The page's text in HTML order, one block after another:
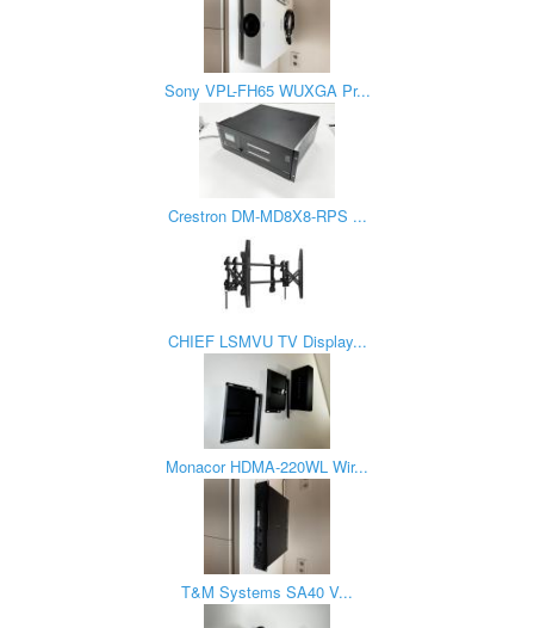
Sony VPL-FH65 WUXGA Pr...
Crestron DM-MD8X8-RPS ...
CHIEF LSMVU TV Display...
Monacor HDMA-220WL Wir...
T&M Systems SA40 V...